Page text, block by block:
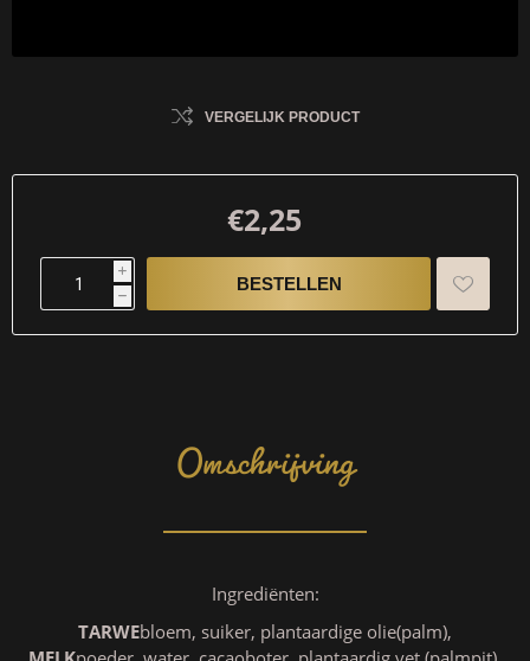
VERGELIJK PRODUCT
€2,25
i
h
Omschrijving
Ingrediënten:
TARWEbloem, suiker, plantaardige olie(palm),